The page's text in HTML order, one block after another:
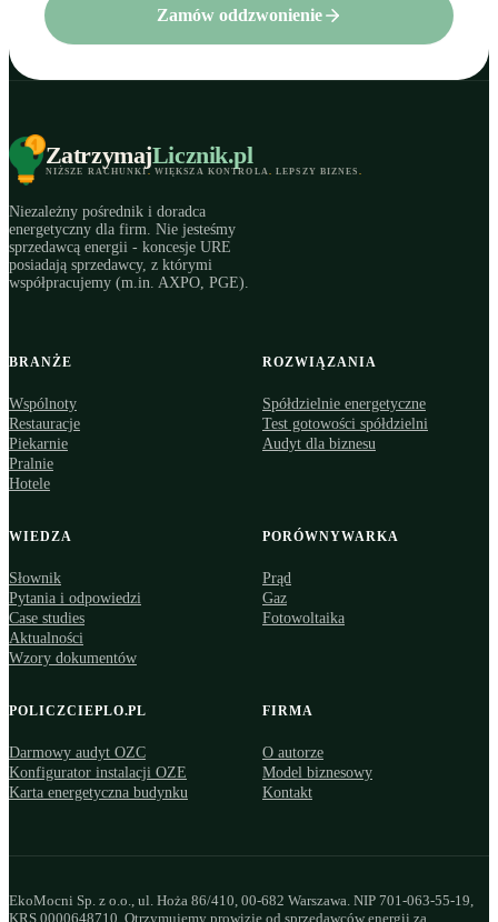
Zamów oddzwonienie
ZatrzymajLicznik.pl
NIŻSZE RACHUNKI. WIĘKSZA KONTROLA. LEPSZY BIZNES .
Niezależny pośrednik i doradca
energetyczny dla firm. Nie jesteśmy
sprzedawcą energii - koncesje URE
posiadają sprzedawcy, z którymi
współpracujemy (m.in. AXPO, PGE).
BRANŻE
Wspólnoty
Restauracje
Piekarnie
Pralnie
Hotele
ROZWIĄZANIA
Spółdzielnie energetyczne
Test gotowości spółdzielni
Audyt dla biznesu
WIEDZA
Słownik
Pytania i odpowiedzi
Case studies
Aktualności
Wzory dokumentów
PORÓWNYWARKA
Prąd
Gaz
Fotowoltaika
POLICZCIEPLO.PL
Darmowy audyt OZC
Konfigurator instalacji OZE
Karta energetyczna budynku
FIRMA
O autorze
Model biznesowy
Kontakt
EkoMocni Sp. z o.o., ul. Hoża 86/410, 00-682 Warszawa. NIP 701-063-55-19,
KRS 0000648710. Otrzymujemy prowizję od sprzedawców energii za